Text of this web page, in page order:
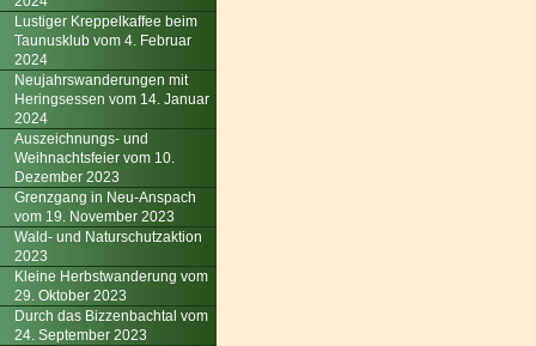
Lustiger Kreppelkaffee beim
Taunusklub vom 4. Februar
2024
Neujahrswanderungen mit
Heringsessen vom 14. Januar
2024
Auszeichnungs- und
Weihnachtsfeier vom 10.
Dezember 2023
Grenzgang in Neu-Anspach
vom 19. November 2023
Wald- und Naturschutzaktion
2023
Kleine Herbstwanderung vom
29. Oktober 2023
Durch das Bizzenbachtal vom
24. September 2023